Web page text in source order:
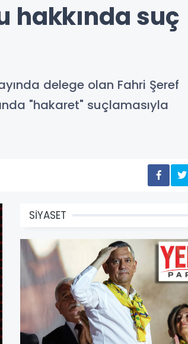
hakkında suç
delege olan Fahri Şeref
"hakaret" suçlamasıyla
SİYASET